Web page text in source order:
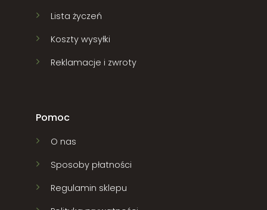
Lista życzeń
Koszty wysyłki
Reklamacje i zwroty
Pomoc
O nas
Sposoby płatności
Regulamin sklepu